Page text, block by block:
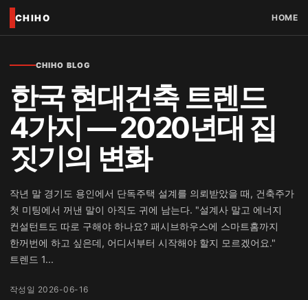
CHIHO HOME
CHIHO BLOG
한국 현대건축 트렌드
4가지 — 2020년대 집
짓기의 변화
작년 말 경기도 용인에서 단독주택 설계를 의뢰받았을 때, 건축주가
첫 미팅에서 꺼낸 말이 아직도 귀에 남는다. "설계사 말고 에너지
컨설턴트도 따로 구해야 하나요? 패시브하우스에 스마트홈까지
한꺼번에 하고 싶은데, 어디서부터 시작해야 할지 모르겠어요."
트렌드 1...
작성일 2026-06-16